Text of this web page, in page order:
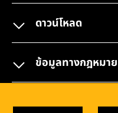
ดาวน์โหลด
ข้อมูลทางกฎหมาย